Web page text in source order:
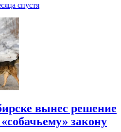
спустя
вынес решение
закону